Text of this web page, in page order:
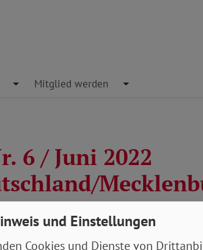
Toggle Dropdown
Mitglied werden Toggle Dropdown
6 / Juni 2022
und Einstellungen
Cookies und Dienste von